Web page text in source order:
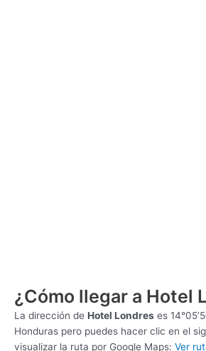
¿Cómo llegar a Hotel
La dirección de Hotel Londres es
Honduras pero puedes hacer clic en el
visualizar la ruta por Google Maps: Ver